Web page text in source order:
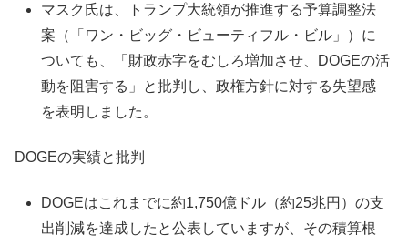
マスク氏は、トランプ大統領が推進する予算調整法
案（「ワン・ビッグ・ビューティフル・ビル」）に
ついても、「財政赤字をむしろ増加させ、DOGEの活
動を阻害する」と批判し、政権方針に対する失望感
を表明しました。
DOGEの実績と批判
DOGEはこれまでに約1,750億ドル（約25兆円）の支
出削減を達成したと公表していますが、その積算根